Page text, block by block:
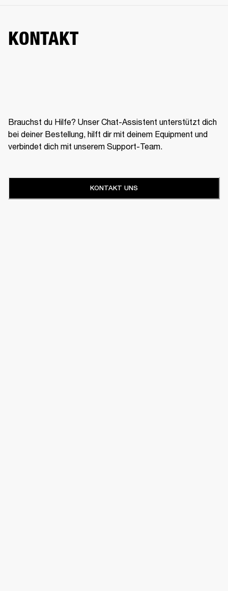
KONTAKT
Brauchst du Hilfe? Unser Chat-Assistent unterstützt dich
bei deiner Bestellung, hilft dir mit deinem Equipment und
verbindet dich mit unserem Support-Team.
KONTAKT UNS